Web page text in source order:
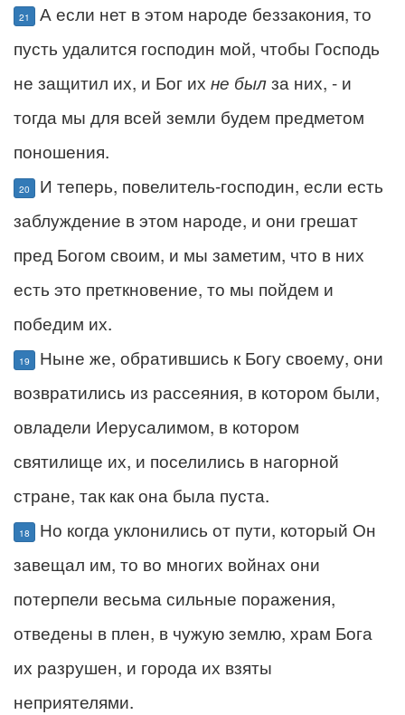
21
А если нет в этом народе беззакония, то
пусть удалится господин мой, чтобы Господь
не защитил их, и Бог их не былза них, - и
тогда мы для всей земли будем предметом
поношения.
20
И теперь, повелитель-господин, если есть
заблуждение в этом народе, и они грешат
пред Богом своим, и мы заметим, что в них
есть это преткновение, то мы пойдем и
победим их.
19
Ныне же, обратившись к Богу своему, они
возвратились из рассеяния, в котором были,
овладели Иерусалимом, в котором
святилище их, и поселились в нагорной
стране, так как она была пуста.
18
Но когда уклонились от пути, который Он
завещал им, то во многих войнах они
потерпели весьма сильные поражения,
отведены в плен, в чужую землю, храм Бога
их разрушен, и города их взяты
неприятелями.